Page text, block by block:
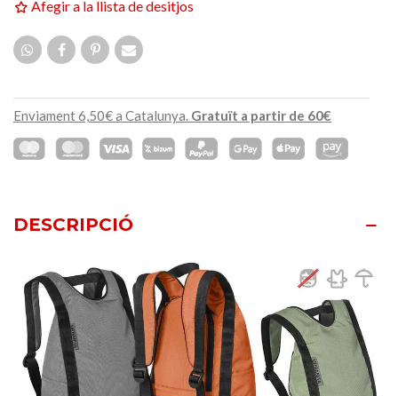
Afegir a la llista de desitjos
Enviament 6,50€ a Catalunya. Gratuït a partir de 60€
DESCRIPCIÓ